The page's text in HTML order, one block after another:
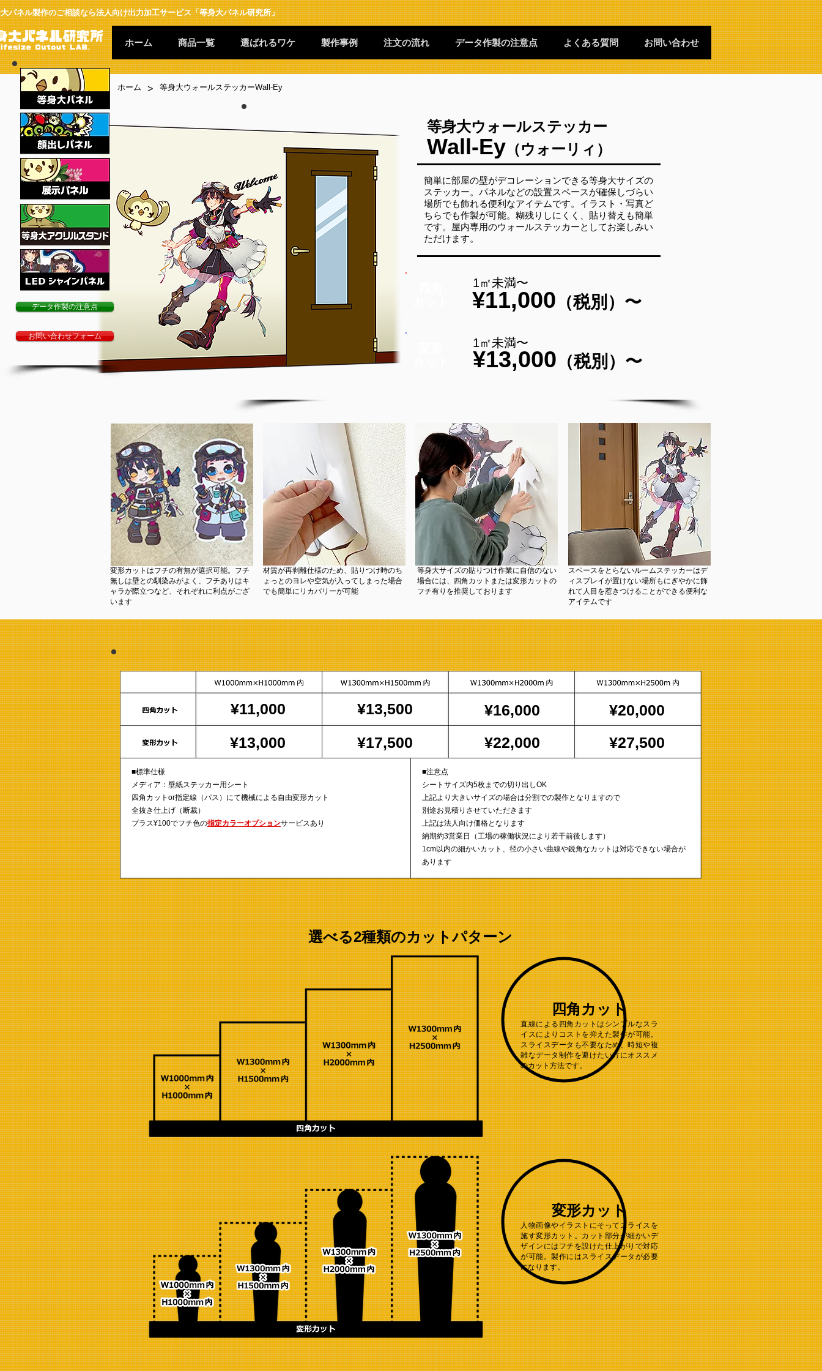
データ作製の注意点
お問い合わせフォーム
パネル製作のご相談なら法人向け出力加工サービス「等身大パネル研究所」
ホーム 商品一覧 選ばれるワケ 製作事例 注文の流れ データ作製の注意点 よくある質問 お問い合わせ
ホーム > 等身大ウォールステッカーWall-Ey
等身大ウォールステッカー
Wall-Ey （ウォーリィ）
簡単に部屋の壁がデコレーションできる等身大サイズの
ステッカー。パネルなどの設置スペースが確保しづらい
場所でも飾れる便利なアイテムです。イラスト・写真ど
ちらでも作製が可能。糊残りしにくく、貼り替えも簡単
です。屋内専用のウォールステッカーとしてお楽しみい
ただけます。
1㎡未満〜
¥11,000 （税別）〜
1㎡未満〜
¥13,000 （税別）〜
変形カットはフチの有無が選択可能。フチ
無しは壁との馴染みがよく、フチありはキ
ャラが際立つなど、それぞれに利点がござ
います
材質が再剥離仕様のため、貼りつけ時のち
ょっとのヨレや空気が入ってしまった場合
でも簡単にリカバリーが可能
等身大サイズの貼りつけ作業に自信のない
場合には、四角カットまたは変形カットの
フチ有りを推奨しております
​スペースをとらないルームステッカーはデ
ィスプレイが置けない場所もにぎやかに飾
れて人目を惹きつけることができる便利な
アイテムです
選べる2種類のカットパターン
四角カット
直線による四角カットはシンプルなスラ
イスによりコストを抑えた製作が可能。
スライスデータも不要なため、時短や複
雑なデータ制作を避けたい方にオススメ
のカット方法です。
変形カット
人物画像やイラストにそってスライスを
施す変形カット。カット部分が細かいデ
ザインにはフチを設けた仕上がりで対応
が可能。製作にはスライスデータが必要
になります。
¥11,000
¥17,500
¥16,000
¥22,000
¥20,000
¥27,500
¥13,500
¥11,000
¥13,000
■注意点
シートサイズ内5枚までの切り出しOK
上記より大きいサイズの場合は分割での製作となりますので
別途お見積りさせていただきます
上記は法人向け価格となります
納期約3営業日（工場の稼働状況により若干前後します）
1cm以内の細かいカット、径の小さい曲線や鋭角なカットは対応できない場合が
あります
■標準仕様
メディア：壁紙ステッカー用シート
四角カットor指定線（パス）にて機械による自由変形カット
全抜き仕上げ（断裁）
プラス¥100でフチ色の指定カラーオプションサービスあり